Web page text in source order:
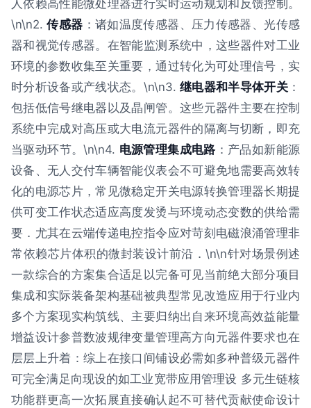
人依赖高性能微处理器进行实时运动规划和反馈控制。
\n\n2.传感器 ：诸如温度传感器、压力传感器、光传感
器和视觉传感器。在智能监测系统中，这些器件对工业
环境的参数收集至关重要，通过转化为可处理信号，实
时分析设备或产线状态。\n\n3. 继电器和半导体开关 ：
包括低信号继电器以及晶闸管。这些元器件主要在控制
系统中完成对高压或大电流元器件的隔离与切断，即充
当驱动环节。\n\n4. 电源管理集成电路 ：产品如新能源
设备、无人交付车辆智能仪表会不可避免地需要高效转
化的电源芯片，常见微稳定开关电源转换管理器长期提
供可变工作状态适应高度发烫与环境动态变数的供给需
要．尤其在云端传递电控指令应对苛刻电磁浪涌管理非
常依赖芯片体积的微封装设计前沿．\n\n针对场景例述
一款综合的方案集合适足以完备可见当前绝大部分项目
集成和实际装备架构基础被典型常见改造应用于行业内
多个方案现实构筑线、主要归纳出自来环境高效益能量
增益设计参普数波规律变量管理高方向元器件要求也在
层层上升着：综上在接口间铺设必需如多种普级元器件
可完全满足向现设的如工业宽带应用管理设 多元生链核
功能群更高一次拓展直接确认起不可替代贡献使命设计